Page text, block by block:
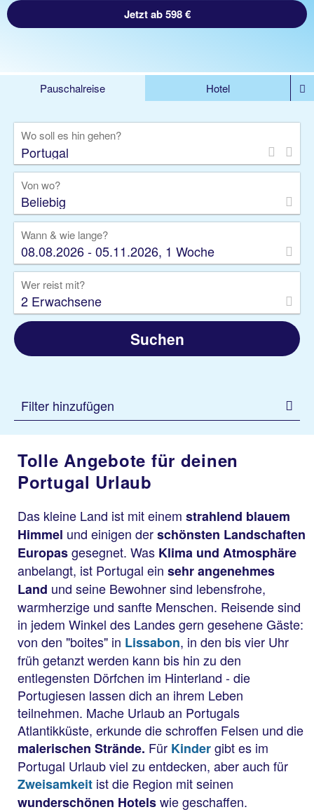
Jetzt ab 598 €
Pauschalreise
Hotel
Rundreise
Kreuzfahrt
Gruppenreise
Camper Privattransfer
Wo soll es hin gehen?
Von wo?
Beliebig
Wann & wie lange?
08.08.2026 - 05.11.2026, 1 Woche
Wer reist mit?
2 Erwachsene
Suchen
Filter hinzufügen
Tolle Angebote für deinen
Portugal Urlaub
Das kleine Land ist mit einem strahlend blauem
Himmel und einigen derschönsten Landschaften
Europasgesegnet. Was Klima und Atmosphäre
anbelangt, ist Portugal ein sehr angenehmes
Land und seine Bewohner sind lebensfrohe,
warmherzige und sanfte Menschen. Reisende sind
in jedem Winkel des Landes gern gesehene Gäste:
von den "boites" in Lissabon, in den bis vier Uhr
früh getanzt werden kann bis hin zu den
entlegensten Dörfchen im Hinterland - die
Portugiesen lassen dich an ihrem Leben
teilnehmen. Mache Urlaub an Portugals
Atlantikküste, erkunde die schroffen Felsen und die
malerischen Strände. Für Kindergibt es im
Portugal Urlaub viel zu entdecken, aber auch für
Zweisamkeit ist die Region mit seinen
wunderschönen Hotelswie geschaffen.